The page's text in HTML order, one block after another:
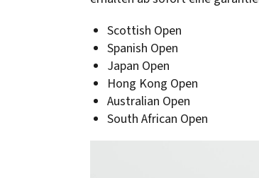
Scottish Open
Spanish Open
Japan Open
Hong Kong Open
Australian Open
South African Open